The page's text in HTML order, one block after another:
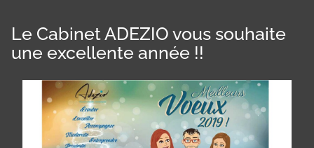
Le Cabinet ADEZIO vous souhaite
une excellente année !!